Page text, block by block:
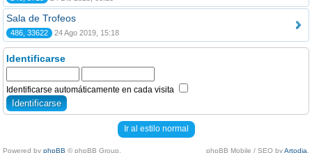
Sala de Trofeos
486, 33622 24 Ago 2019, 15:18
Identificarse
Identificarse automáticamente en cada visita
Ir al estilo normal
Powered by phpBB © phpBB Group. phpBB Mobile / SEO byArtodia